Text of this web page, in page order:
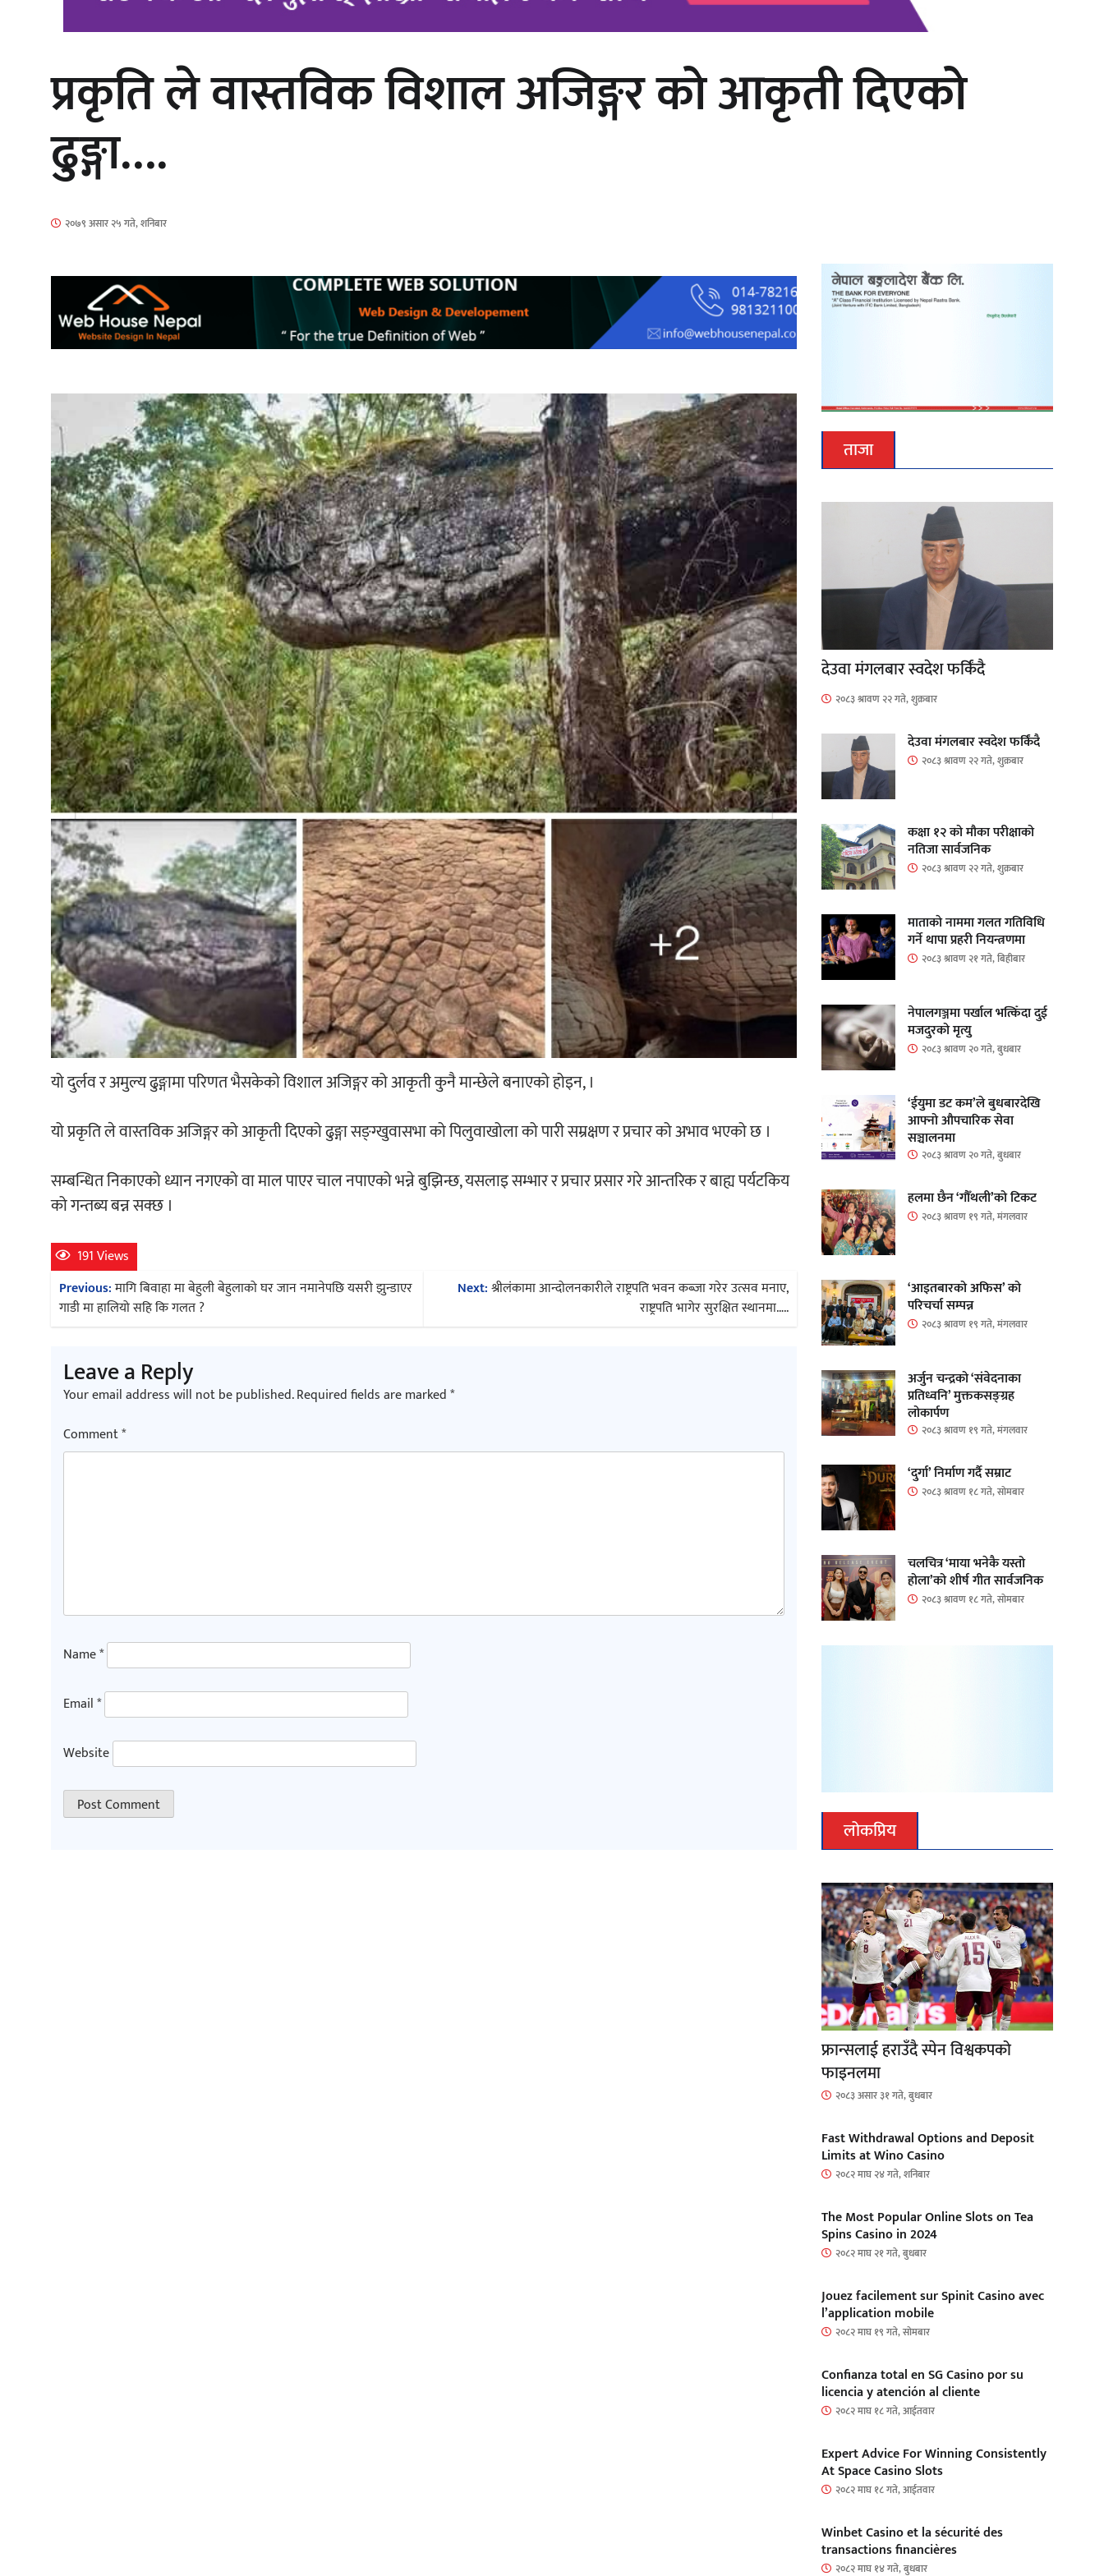
‘आइतबारको अफिस’ को परिचर्चा सम्पन्न
अर्जुन चन्द्रको ‘संवेदनाका प्रतिध्वनि’
मुक्तकसङ्ग्रह लोकार्पण
‘दुर्गा’ निर्माण गर्दै सम्राट
चलचित्र ‘माया भनेकै यस्तो होला’को शीर्ष
प्रकृति ले वास्तविक विशाल अजिङ्गर को आकृती दिएको
ढुङ्गा….
२०७९ असार २५ गते, शनिबार
यो दुर्लव र अमुल्य ढुङ्गामा परिणत भैसकेको विशाल अजिङ्गर को आकृती कुनै मान्छेले बनाएको होइन, ।
यो प्रकृति ले वास्तविक अजिङ्गर को आकृती दिएको ढुङ्गा सङ्ग्खुवासभा को पिलुवाखोला को पारी सम्रक्षण र प्रचार को अभाव भएको छ ।
सम्बन्धित निकाएको ध्यान नगएको वा माल पाएर चाल नपाएको भन्ने बुझिन्छ, यसलाइ सम्भार र प्रचार प्रसार गरे आन्तरिक र बाह्य पर्यटकिय
को गन्तब्य बन्न सक्छ ।
191 Views
Post
navigation
Previous:मागि बिवाहा मा बेहुली बेहुलाको घर जान नमानेपछि यसरी झुन्डाएर
गाडी मा हालियो सहि कि गलत ?
Next:श्रीलंकामा आन्दोलनकारीले राष्ट्रपति भवन कब्जा गरेर उत्सव मनाए,
राष्ट्रपति भागेर सुरक्षित स्थानमा…..
Leave a Reply
Your email address will not be published.Required fields are marked*
Comment*
Name*
Email*
Website
ताजा
देउवा मंगलबार स्वदेश फर्किंदै
२०८३ श्रावण २२ गते, शुक्रबार
देउवा मंगलबार स्वदेश फर्किंदै
२०८३ श्रावण २२ गते, शुक्रबार
कक्षा १२ को मौका परीक्षाको
नतिजा सार्वजनिक
२०८३ श्रावण २२ गते, शुक्रबार
माताकाे नाममा गलत गतिविधि
गर्ने थापा प्रहरी नियन्त्रणमा
२०८३ श्रावण २१ गते, बिहीबार
नेपालगञ्जमा पर्खाल भत्किँदा दुई
मजदुरको मृत्यु
२०८३ श्रावण २० गते, बुधबार
‘ईयुमा डट कम’ले बुधबारदेखि
आफ्नो औपचारिक सेवा
सञ्चालनमा
२०८३ श्रावण २० गते, बुधबार
हलमा छैन ‘गौँथली’को टिकट
२०८३ श्रावण १९ गते, मंगलवार
‘आइतबारको अफिस’ को
परिचर्चा सम्पन्न
२०८३ श्रावण १९ गते, मंगलवार
अर्जुन चन्द्रको ‘संवेदनाका
प्रतिध्वनि’ मुक्तकसङ्ग्रह
लोकार्पण
२०८३ श्रावण १९ गते, मंगलवार
‘दुर्गा’ निर्माण गर्दै सम्राट
२०८३ श्रावण १८ गते, सोमबार
चलचित्र ‘माया भनेकै यस्तो
होला’को शीर्ष गीत सार्वजनिक
२०८३ श्रावण १८ गते, सोमबार
लोकप्रिय
फ्रान्सलाई हराउँदै स्पेन विश्वकपको
फाइनलमा
२०८३ असार ३१ गते, बुधबार
Fast Withdrawal Options and Deposit
Limits at Wino Casino
२०८२ माघ २४ गते, शनिबार
The Most Popular Online Slots on Tea
Spins Casino in 2024
२०८२ माघ २१ गते, बुधबार
Jouez facilement sur Spinit Casino avec
l’application mobile
२०८२ माघ १९ गते, सोमबार
Confianza total en SG Casino por su
licencia y atención al cliente
२०८२ माघ १८ गते, आईतवार
Expert Advice For Winning Consistently
At Space Casino Slots
२०८२ माघ १८ गते, आईतवार
Winbet Casino et la sécurité des
transactions financières
२०८२ माघ १४ गते, बुधबार